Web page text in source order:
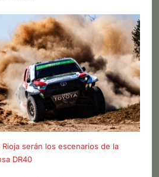
serán los escenarios de la
DR40